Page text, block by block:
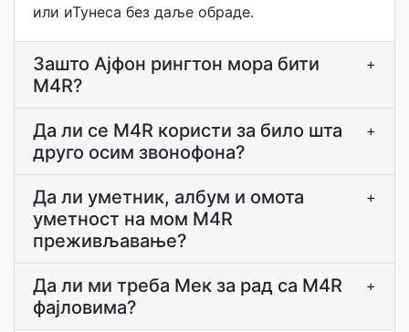
или иТунеса без даље обраде.
Зашто Ајфон рингтон мора бити
M4R?
+
Да ли се M4R користи за било шта
друго осим звонофона?
+
Да ли уметник, албум и омота
уметност на мом M4R
преживљавање?
+
Да ли ми треба Мек за рад са M4R
фајловима?
+